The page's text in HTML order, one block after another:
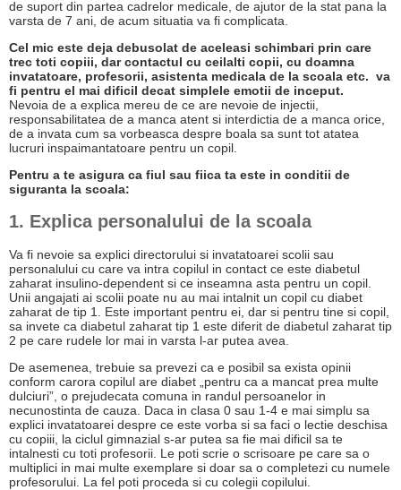
de suport din partea cadrelor medicale, de ajutor de la stat pana la
varsta de 7 ani, de acum situatia va fi complicata.
Cel mic este deja debusolat de aceleasi schimbari prin care
trec toti copiii, dar contactul cu ceilalti copii, cu doamna
invatatoare, profesorii, asistenta medicala de la scoala etc. va
fi pentru el mai dificil decat simplele emotii de inceput.
Nevoia de a explica mereu de ce are nevoie de injectii,
responsabilitatea de a manca atent si interdictia de a manca orice,
de a invata cum sa vorbeasca despre boala sa sunt tot atatea
lucruri inspaimantatoare pentru un copil.
Pentru a te asigura ca fiul sau fiica ta este in conditii de
siguranta la scoala:
1. Explica personalului de la scoala
Va fi nevoie sa explici directorului si invatatoarei scolii sau
personalului cu care va intra copilul in contact ce este diabetul
zaharat insulino-dependent si ce inseamna asta pentru un copil.
Unii angajati ai scolii poate nu au mai intalnit un copil cu diabet
zaharat de tip 1. Este important pentru ei, dar si pentru tine si copil,
sa invete ca diabetul zaharat tip 1 este diferit de diabetul zaharat tip
2 pe care rudele lor mai in varsta l-ar putea avea.
De asemenea, trebuie sa prevezi ca e posibil sa exista opinii
conform carora copilul are diabet „pentru ca a mancat prea multe
dulciuri”, o prejudecata comuna in randul persoanelor in
necunostinta de cauza. Daca in clasa 0 sau 1-4 e mai simplu sa
explici invatatoarei despre ce este vorba si sa faci o lectie deschisa
cu copiii, la ciclul gimnazial s-ar putea sa fie mai dificil sa te
intalnesti cu toti profesorii. Le poti scrie o scrisoare pe care sa o
multiplici in mai multe exemplare si doar sa o completezi cu numele
profesorului. La fel poti proceda si cu colegii copilului.